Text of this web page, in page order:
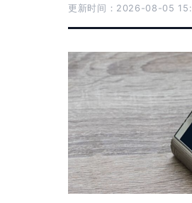
更新时间：2026-08-05